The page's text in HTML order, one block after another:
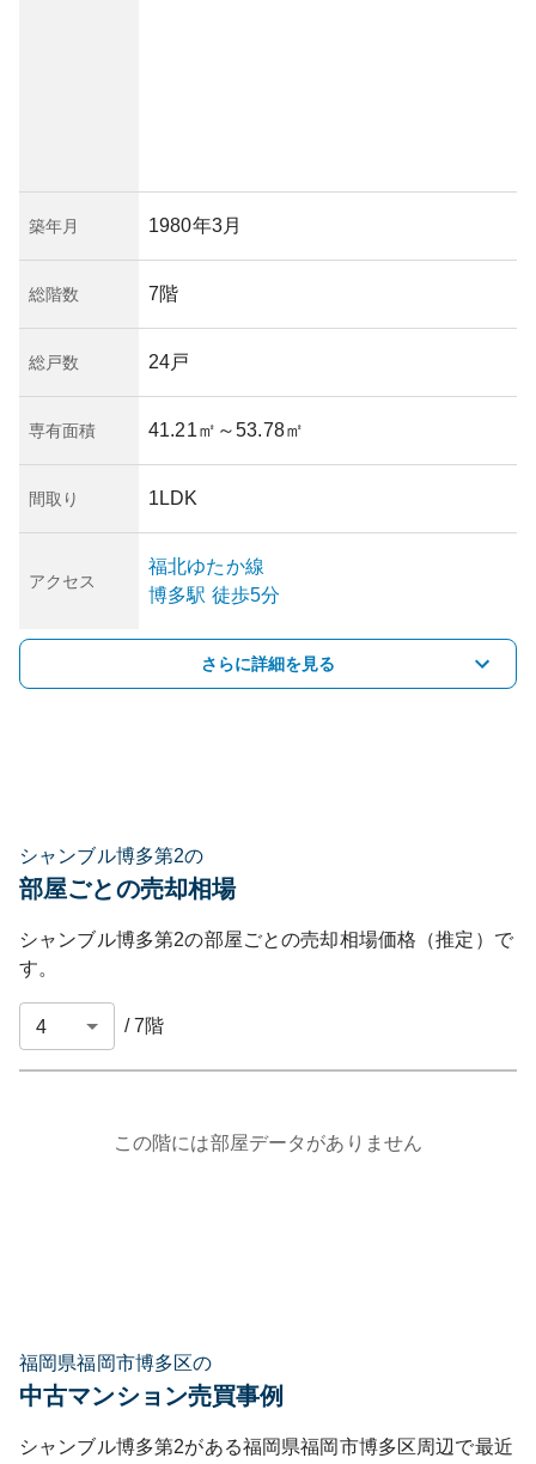
築年月 1980年3月
総階数 7階
総戸数 24戸
専有面積 41.21㎡ ～53.78㎡
間取り 1LDK
アクセス
福北ゆたか線
博多駅 徒歩5分
さらに詳細を見る
シャンブル博多第2の
部屋ごとの売却相場
シャンブル博多第2の部屋ごとの売却相場価格（推定）で
す。
/7階
この階には部屋データがありません
福岡県福岡市博多区の
中古マンション売買事例
シャンブル博多第2がある福岡県福岡市博多区周辺で最近